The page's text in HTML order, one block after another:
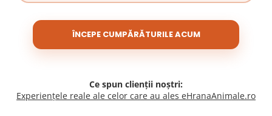
ÎNCEPE CUMPĂRĂTURILE ACUM
Ce spun clienții noștri:
Experiențele reale ale celor care au ales eHranaAnimale.ro